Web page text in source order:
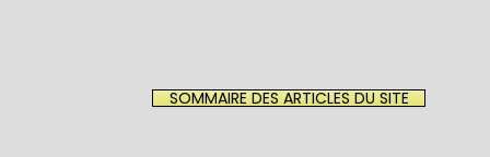
SOMMAIRE DES ARTICLES DU SITE